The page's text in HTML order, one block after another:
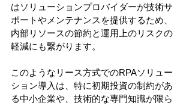
はソリューションプロバイダーが技術サ
ポートやメンテナンスを提供するため、
内部リソースの節約と運用上のリスクの
軽減にも繋がります。
このようなリース方式でのRPAソリュー
ション導入は、特に初期投資の制約があ
る中小企業や、技術的な専門知識が限ら